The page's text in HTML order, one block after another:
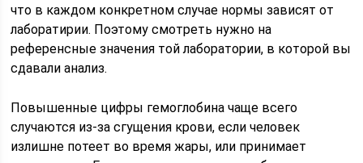
что в каждом конкретном случае нормы зависят от
лаборатирии. Поэтому смотреть нужно на
референсные значения той лаборатории, в которой вы
сдавали анализ.
Повышенные цифры гемоглобина чаще всего
случаются из-за сгущения крови, если человек
излишне потеет во время жары, или принимает